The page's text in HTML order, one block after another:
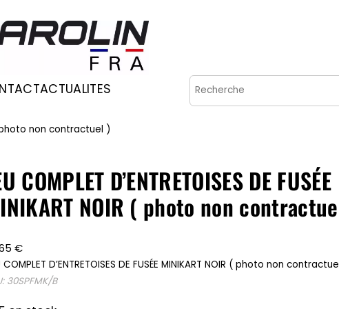
ACTUALITES Recherche
( photo non contractuel )
COMPLET D’ENTRETOISES DE FUSÉE
NOIR ( photo non
€
COMPLET D’ENTRETOISES DE FUSÉE MINIKART NOIR ( photo non
30SPFMK/B